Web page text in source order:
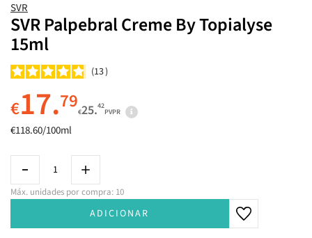
SVR
SVR Palpebral Creme By Topialyse
15ml
13
€17.79€25.42
PVPR
€118.60/100ml
Máx. unidades por compra: 10
ADICIONAR